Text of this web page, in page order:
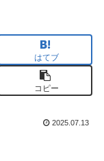
はてブ
コピー
2025.07.13